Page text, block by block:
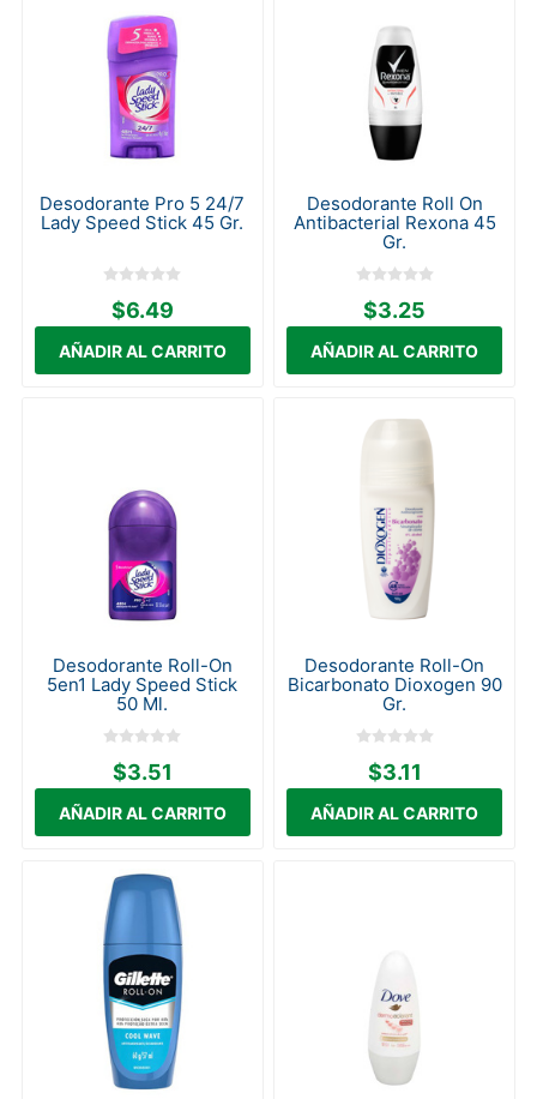
Desodorante Pro 5 24/7
Lady Speed Stick 45 Gr.
$6.49
Desodorante Roll On
Antibacterial Rexona 45
Gr.
$3.25
Desodorante Roll-On
5en1 Lady Speed Stick
50 Ml.
$3.51
Desodorante Roll-On
Bicarbonato Dioxogen 90
Gr.
$3.11